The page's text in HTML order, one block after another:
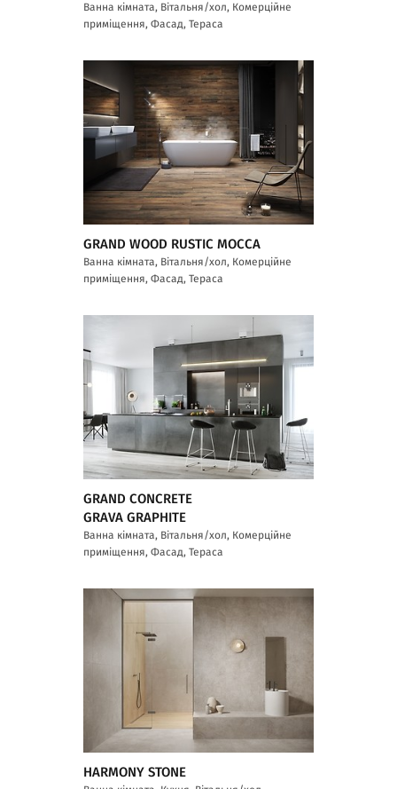
Ванна кімната, Вітальня/хол, Комерційне
приміщення, Фасад, Тераса
GRAND WOOD RUSTIC MOCCA
Ванна кімната, Вітальня/хол, Комерційне
приміщення, Фасад, Тераса
GRAND CONCRETE
GRAVA GRAPHITE
Ванна кімната, Вітальня/хол, Комерційне
приміщення, Фасад, Тераса
HARMONY STONE